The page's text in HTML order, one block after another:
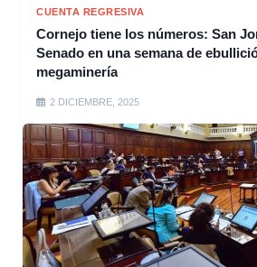
CUENTA REGRESIVA
Cornejo tiene los números: San
Senado en una semana de
megaminería
2 DICIEMBRE, 2025